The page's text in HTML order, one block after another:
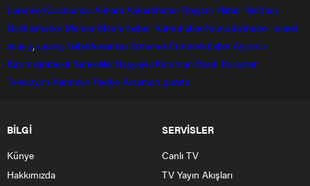
Larende Karaman24 Ankara Ankarahaber Beyparı Haber Nallıhan
Nalıhanhaber Memur Memurhaber Kamuhaber Kamudanhaber imaret
asayiş, uyanış haberkaraman Ermenek Ermenekhaber Ayrancı
Kazımkarabekir Sarıveliler Başyayla Karaman Basın Karaman
Televizyon Karaman Radyo Karaman gazete
BİLGİ
Künye
Hakkımızda
SERVİSLER
Canlı TV
TV Yayın Akışları